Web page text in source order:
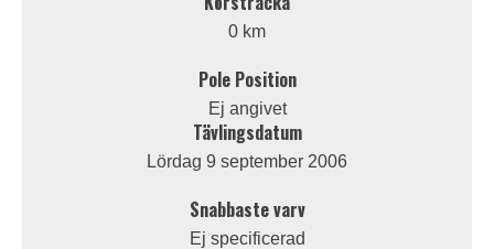
0 km
Pole Position
Ej angivet
Tävlingsdatum
Lördag 9 september 2006
Snabbaste varv
Ej specificerad